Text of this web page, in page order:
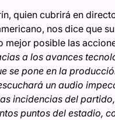
quien cubrirá en
nos dice que
mejor posible las
a los avances
se pone en la
un audio
incidencias del
puntos del estadio,